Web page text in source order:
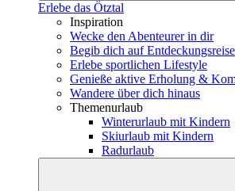
Erlebe das Ötztal
Inspiration
Wecke den Abenteurer in dir
Begib dich auf Entdeckungsreise
Erlebe sportlichen Lifestyle
Genieße aktive Erholung &
Wandere über dich hinaus
Themenurlaub
Winterurlaub mit Kindern
Skiurlaub mit Kindern
Radurlaub